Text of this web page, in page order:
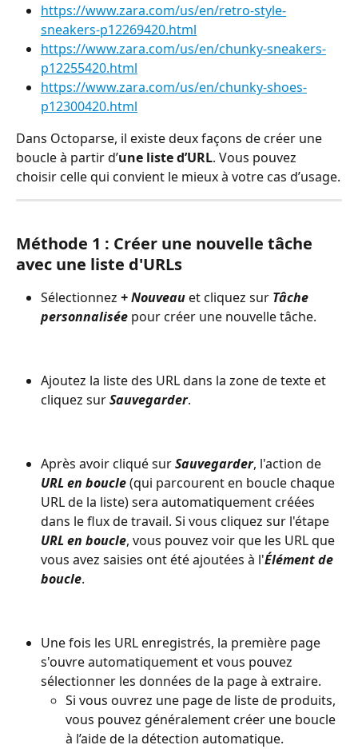
https://www.zara.com/us/en/retro-style-
sneakers-p12269420.html
https://www.zara.com/us/en/chunky-sneakers-
p12255420.html
https://www.zara.com/us/en/chunky-shoes-
p12300420.html
Dans Octoparse, il existe deux façons de créer une
boucle à partir d’une liste d’URL. Vous pouvez
choisir celle qui convient le mieux à votre cas d’usage.
Méthode 1 : Créer une nouvelle tâche
avec une liste d'URLs
Sélectionnez + Nouveau et cliquez sur Tâche
personnalisée pour créer une nouvelle tâche.
Ajoutez la liste des URL dans la zone de texte et
cliquez sur Sauvegarder.
Après avoir cliqué sur Sauvegarder, l'action de
URL en boucle (qui parcourent en boucle chaque
URL de la liste) sera automatiquement créées
dans le flux de travail. Si vous cliquez sur l'étape
URL en boucle, vous pouvez voir que les URL que
vous avez saisies ont été ajoutées à l'Élément de
boucle.
Une fois les URL enregistrés, la première page
s'ouvre automatiquement et vous pouvez
sélectionner les données de la page à extraire.
Si vous ouvrez une page de liste de produits,
vous pouvez généralement créer une boucle
à l’aide de la détection automatique.